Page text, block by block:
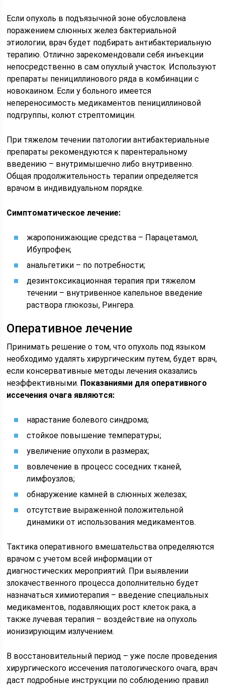
Если опухоль в подъязычной зоне обусловлена
поражением слюнных желез бактериальной
этиологии, врач будет подбирать антибактериальную
терапию. Отлично зарекомендовали себя инъекции
непосредственно в сам опухлый участок. Используют
препараты пенициллинового ряда в комбинации с
новокаином. Если у больного имеется
непереносимость медикаментов пенициллиновой
подгруппы, колют стрептомицин.
При тяжелом течении патологии антибактериальные
препараты рекомендуются к парентеральному
введению – внутримышечно либо внутривенно.
Общая продолжительность терапии определяется
врачом в индивидуальном порядке.
Симптоматическое лечение:
жаропонижающие средства – Парацетамол,
Ибупрофен;
анальгетики – по потребности;
дезинтоксикационная терапия при тяжелом
течении – внутривенное капельное введение
раствора глюкозы, Рингера.
Оперативное лечение
Принимать решение о том, что опухоль под языком
необходимо удалять хирургическим путем, будет врач,
если консервативные методы лечения оказались
неэффективными. Показаниями для оперативного
иссечения очага являются:
нарастание болевого синдрома;
стойкое повышение температуры;
увеличение опухоли в размерах;
вовлечение в процесс соседних тканей,
лимфоузлов;
обнаружение камней в слюнных железах;
отсутствие выраженной положительной
динамики от использования медикаментов.
Тактика оперативного вмешательства определяются
врачом с учетом всей информации от
диагностических мероприятий. При выявлении
злокачественного процесса дополнительно будет
назначаться химиотерапия – введение специальных
медикаментов, подавляющих рост клеток рака, а
также лучевая терапия – воздействие на опухоль
ионизирующим излучением.
В восстановительный период – уже после проведения
хирургического иссечения патологического очага, врач
даст подробные инструкции по соблюдению правил